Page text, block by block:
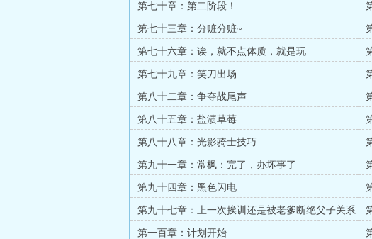
第七十章：第二阶段！
第七十三章：分赃分赃~
第七十六章：诶，就不点体质，就是玩
第七十九章：笑刀出场
第八十二章：争夺战尾声
第八十五章：盐渍草莓
第八十八章：光影骑士技巧
第九十一章：常枫：完了，办坏事了
第九十四章：黑色闪电
第九十七章：上一次挨训还是被老爹断绝父子关系
人
第一百章：计划开始